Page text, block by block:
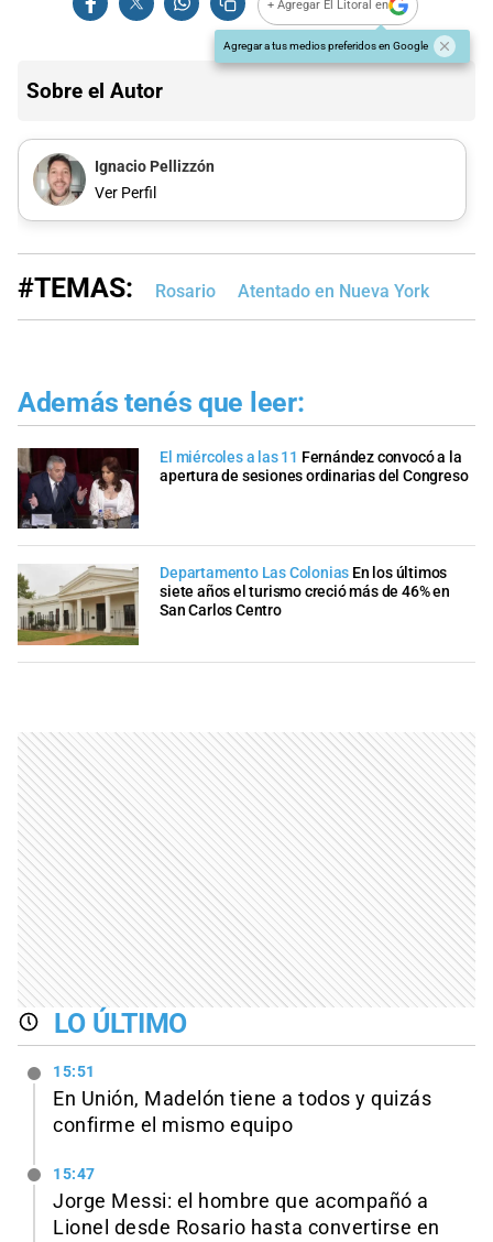
+ Agregar El Litoral en
Agregar a tus medios preferidos en Google
Sobre el Autor
Ignacio Pellizzón
Ver Perfil
#TEMAS: Rosario Atentado en Nueva York
Además tenés que leer:
El miércoles a las 11 Fernández convocó a la
apertura de sesiones ordinarias del Congreso
Departamento Las Colonias En los últimos
siete años el turismo creció más de 46% en
San Carlos Centro
LO ÚLTIMO
15:51
En Unión, Madelón tiene a todos y quizás
confirme el mismo equipo
15:47
Jorge Messi: el hombre que acompañó a
Lionel desde Rosario hasta convertirse en